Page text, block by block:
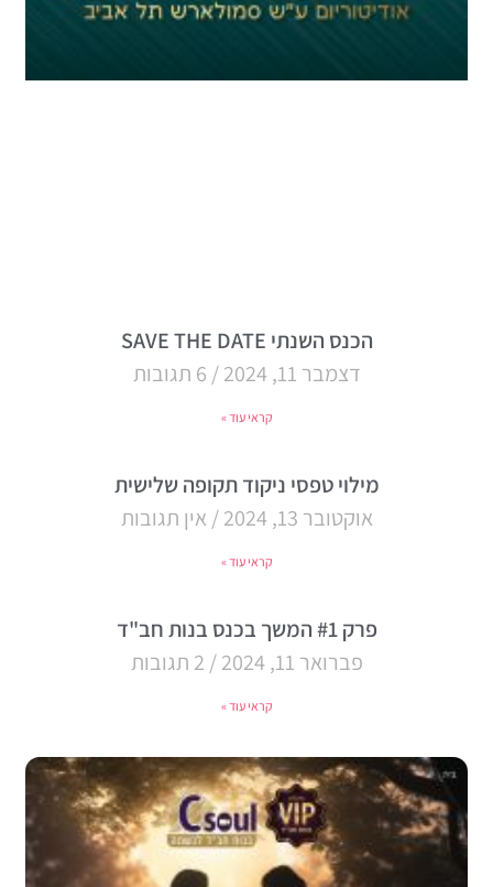
הכנס השנתי SAVE THE DATE
דצמבר 11, 2024
קראי עוד »
מילוי טפסי ניקוד תקופה שלישית
אוקטובר 13, 2024
אין תגובות
קראי עוד »
פרק #1 המשך בכנס בנות חב"ד
פברואר 11, 2024
קראי עוד »